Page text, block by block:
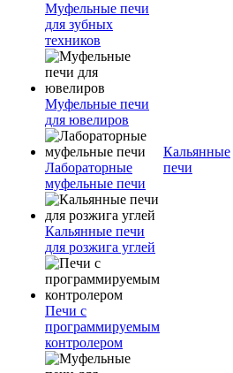
Муфельные печи
для зубных
техников
Муфельные печи
для ювелиров
Лабораторные
муфельные печи
Кальянные печи
для розжига углей
Печи с
программируемым
контролером
Кальянные
печи